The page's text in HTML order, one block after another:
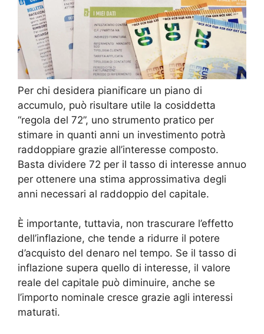
Per chi desidera pianificare un piano di
accumulo, può risultare utile la cosiddetta
“regola del 72”, uno strumento pratico per
stimare in quanti anni un investimento potrà
raddoppiare grazie all’interesse composto.
Basta dividere 72 per il tasso di interesse annuo
per ottenere una stima approssimativa degli
anni necessari al raddoppio del capitale.
È importante, tuttavia, non trascurare l’effetto
dell’inflazione, che tende a ridurre il potere
d’acquisto del denaro nel tempo. Se il tasso di
inflazione supera quello di interesse, il valore
reale del capitale può diminuire, anche se
l’importo nominale cresce grazie agli interessi
maturati.